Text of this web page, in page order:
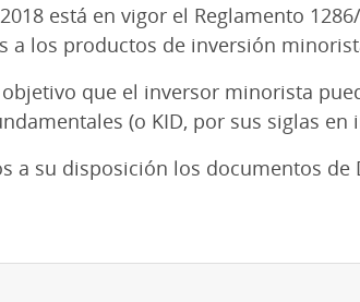
está en vigor el Reglamento
a los productos de inversión
que el inversor minorista
(o KID, por sus siglas en
a su disposición los documentos